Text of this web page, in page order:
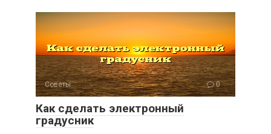
Советы 0
Как сделать электронный
градусник